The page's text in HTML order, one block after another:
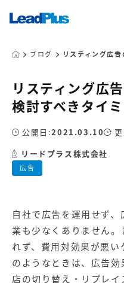
広告プロモーション
MA/CRM/SFA導入・運用
Web制作
マーケティングコンサルティ
Leadplus One
ボード
マーケティングサービスの
【店舗型ビジネス向け】エリ
ア
ブログ リスティング広
リスティング広
検討すべきタイ
広告
公開日:2021.03.10
リードプラス株式会社
自社で広告を運用せず
業も少なくありません
れず、費用対効果が悪
のようなときは、広告
店の切り替え・リプレ